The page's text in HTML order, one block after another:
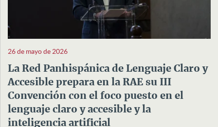
26 de mayo de 2026
La Red Panhispánica de Lenguaje Claro y
Accesible prepara en la RAE su III
Convención con el foco puesto en el
lenguaje claro y accesible y la
inteligencia artificial